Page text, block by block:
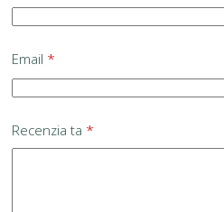
Email *
Recenzia ta *